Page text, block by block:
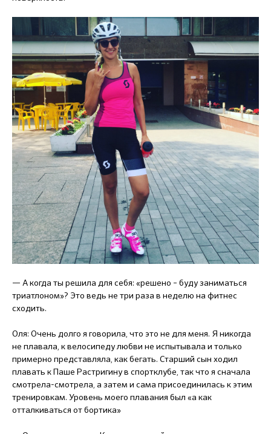
— А когда ты решила для себя: «решено – буду заниматься
триатлоном»? Это ведь не три раза в неделю на фитнес
сходить.
Оля: Очень долго я говорила, что это не для меня. Я никогда
не плавала, к велосипеду любви не испытывала и только
примерно представляла, как бегать. Старший сын ходил
плавать к Паше Растригину в спортклубе, так что я сначала
смотрела-смотрела, а затем и сама присоединилась к этим
тренировкам. Уровень моего плавания был «а как
отталкиваться от бортика»